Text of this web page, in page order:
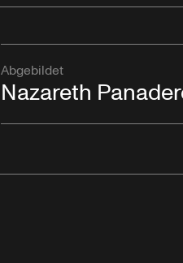
Abgebildet
Nazareth